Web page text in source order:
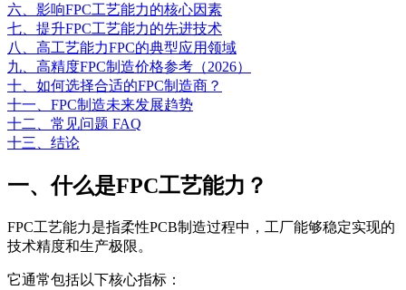
六、影响FPC工艺能力的核心因素
七、提升FPC工艺能力的先进技术
八、高工艺能力FPC的典型应用领域
九、高精度FPC制造价格参考（2026）
十、如何选择合适的FPC制造商？
十一、FPC制造未来发展趋势
十二、常见问题 FAQ
十三、结论
一、什么是FPC工艺能力？
FPC工艺能力是指柔性PCB制造过程中，工厂能够稳定实现的
技术精度和生产极限。
它通常包括以下核心指标：